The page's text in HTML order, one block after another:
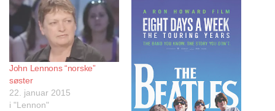
John Lennons “norske”
søster
22. januar 2015
i "Lennon"